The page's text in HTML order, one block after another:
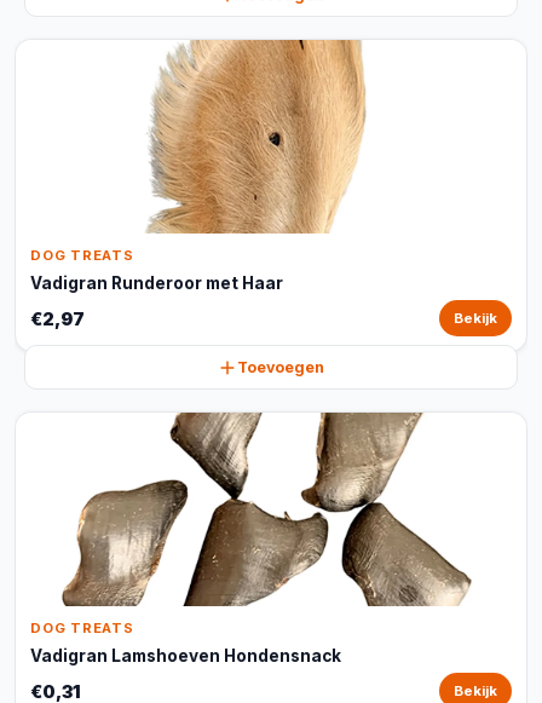
DOG TREATS
Vadigran Runderoor met Haar
€2,97 Bekijk
Toevoegen
DOG TREATS
Vadigran Lamshoeven Hondensnack
€0,31 Bekijk